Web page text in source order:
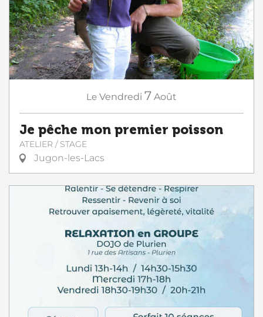
Le Vendredi 7 Août
Je pêche mon premier poisson
ATELIER / STAGE
Jugon-les-Lacs